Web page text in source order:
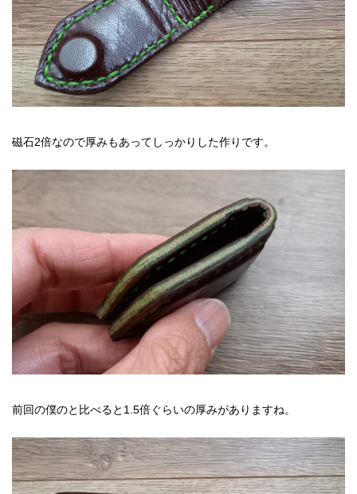
磁石2倍なので厚みもあってしっかりした作りです。
前回の僕のと比べると1.5倍ぐらいの厚みがありますね。